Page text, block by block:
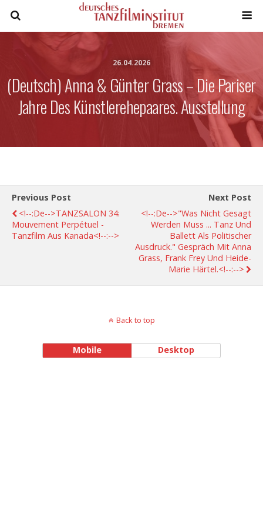
26.04.2026
(Deutsch) Anna & Günter Grass – Die Pariser
Jahre Des Künstlerehepaares. Ausstellung
Previous Post
<!--:de-->TANZSALON 34:
Mouvement Perpétuel -
Tanzfilm Aus Kanada<!--:-->
Next Post
<!--:de-->"Was Nicht Gesagt
Werden Muss ... Tanz Und
Ballett Als Politischer
Ausdruck." Gespräch Mit Anna
Grass, Frank Frey Und Heide-
Marie Härtel.<!--:-->
Back to top
Mobile Desktop